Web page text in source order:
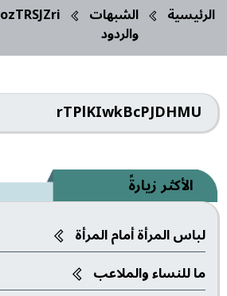
الرئيسية الشبهات
والردود
الأكثر زيارةً
لباس المرأة أمام المرأة
ما للنساء والملاعب‎
rTPlKIwkBcPJDHMU